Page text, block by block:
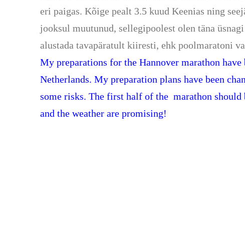
eri paigas. Kõige pealt 3.5 kuud Keenias ning
jooksul muutunud, sellegipoolest olen täna
alustada tavapäratult kiiresti, ehk poolmaratoni
My preparations for the Hannover marathon
Netherlands. My preparation plans have been
some risks. The first half of the marathon should
and the weather are promising!